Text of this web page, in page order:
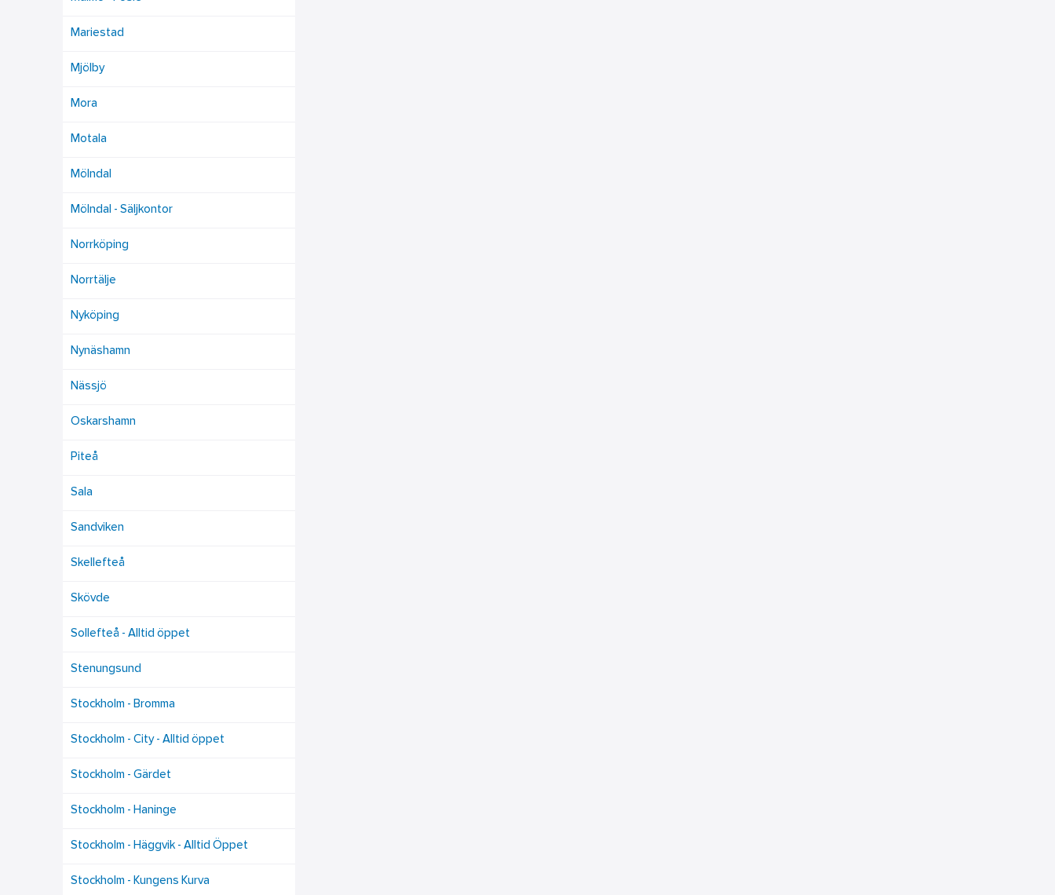
Mariestad
Mjölby
Mora
Motala
Mölndal
Mölndal - Säljkontor
Norrköping
Norrtälje
Nyköping
Nynäshamn
Nässjö
Oskarshamn
Piteå
Sala
Sandviken
Skellefteå
Skövde
Sollefteå - Alltid öppet
Stenungsund
Stockholm - Bromma
Stockholm - City - Alltid öppet
Stockholm - Gärdet
Stockholm - Haninge
Stockholm - Häggvik - Alltid Öppet
Stockholm - Kungens Kurva